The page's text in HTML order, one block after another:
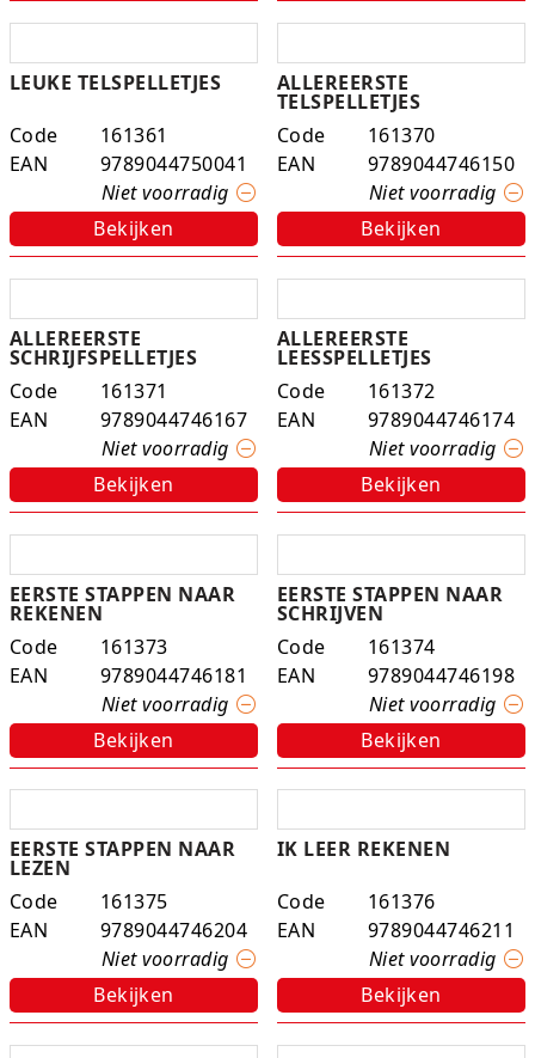
LEUKE TELSPELLETJES
Code
161361
EAN
9789044750041
Niet voorradig
Bekijken
ALLEREERSTE
TELSPELLETJES
Code
161370
EAN
9789044746150
Niet voorradig
Bekijken
ALLEREERSTE
SCHRIJFSPELLETJES
Code
161371
EAN
9789044746167
Niet voorradig
Bekijken
ALLEREERSTE
LEESSPELLETJES
Code
161372
EAN
9789044746174
Niet voorradig
Bekijken
EERSTE STAPPEN NAAR
REKENEN
Code
161373
EAN
9789044746181
Niet voorradig
Bekijken
EERSTE STAPPEN NAAR
SCHRIJVEN
Code
161374
EAN
9789044746198
Niet voorradig
Bekijken
EERSTE STAPPEN NAAR
LEZEN
Code
161375
EAN
9789044746204
Niet voorradig
Bekijken
IK LEER REKENEN
Code
161376
EAN
9789044746211
Niet voorradig
Bekijken